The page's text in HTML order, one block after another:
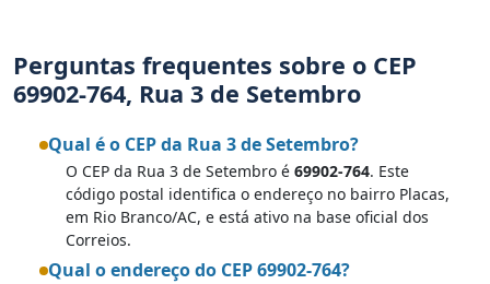
Perguntas frequentes sobre o CEP
69902-764, Rua 3 de Setembro
Qual é o CEP da Rua 3 de Setembro?
O CEP da Rua 3 de Setembro é 69902-764. Este
código postal identifica o endereço no bairro Placas,
em Rio Branco/AC, e está ativo na base oficial dos
Correios.
Qual o endereço do CEP 69902-764?